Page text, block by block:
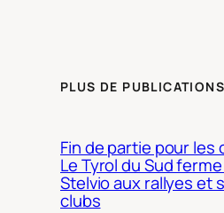
PLUS DE PUBLICATIONS
Fin de partie pour les
Le Tyrol du Sud
Stelvio aux rallyes et
clubs